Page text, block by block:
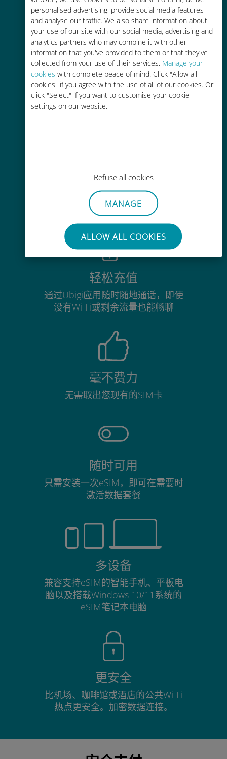
personalised advertising, provide social media features
and analyse our traffic. We also share information about
your use of our site with our social media, advertising and
analytics partners who may combine it with other
information that you've provided to them or that they've
collected from your use of their services. Manage your
cookies with complete peace of mind. Click "Allow all
cookies" if you agree with the use of all of our cookies. Or
click "Select" if you want to customise your cookie
settings on our website.
Refuse all cookies
MANAGE
ALLOW ALL COOKIES
几分钟内通过电子邮件获取二维码并
扫描它
全球
覆盖全球200多个目的地的优质蜂窝
经济实惠
比现有运营商的漫游费便宜高达90%
轻松充值
通过Ubigi应用随时随地通话，即使
没有Wi-Fi或剩余流量也能畅聊
毫不费力
无需取出您现有的SIM卡
随时可用
只需安装一次eSIM，即可在需要时
激活数据套餐
多设备
兼容支持eSIM的智能手机、平板电
脑以及搭载Windows 10/11系统的
eSIM笔记本电脑
更安全
比机场、咖啡馆或酒店的公共Wi-Fi
热点更安全。加密数据连接。